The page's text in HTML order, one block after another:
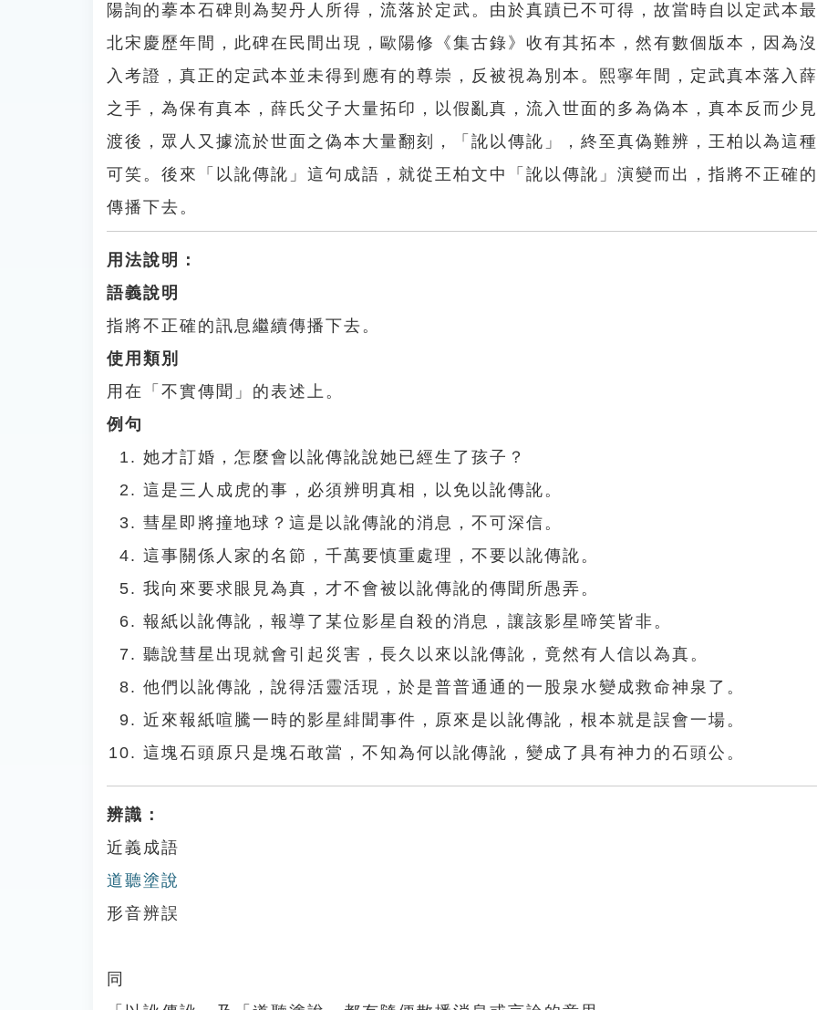
陽詢的摹本石碑則為契丹人所得，流落於定武。由於真蹟已不可得，故當時自以定武本
北宋慶歷年間，此碑在民間出現，歐陽修《集古錄》收有其拓本，然有數個版本，因為
入考證，真正的定武本並未得到應有的尊崇，反被視為別本。熙寧年間，定武真本落入
之手，為保有真本，薛氏父子大量拓印，以假亂真，流入世面的多為偽本，真本反而少
渡後，眾人又據流於世面之偽本大量翻刻，「訛以傳訛」，終至真偽難辨，王柏以為這
可笑。後來「以訛傳訛」這句成語，就從王柏文中「訛以傳訛」演變而出，指將不正確
傳播下去。
用法說明：
語義說明
指將不正確的訊息繼續傳播下去。
使用類別
用在「不實傳聞」的表述上。
例句
她才訂婚，怎麼會以訛傳訛說她已經生了孩子？
這是三人成虎的事，必須辨明真相，以免以訛傳訛。
彗星即將撞地球？這是以訛傳訛的消息，不可深信。
這事關係人家的名節，千萬要慎重處理，不要以訛傳訛。
我向來要求眼見為真，才不會被以訛傳訛的傳聞所愚弄。
報紙以訛傳訛，報導了某位影星自殺的消息，讓該影星啼笑皆非。
聽說彗星出現就會引起災害，長久以來以訛傳訛，竟然有人信以為真。
他們以訛傳訛，說得活靈活現，於是普普通通的一股泉水變成救命神泉了。
近來報紙喧騰一時的影星緋聞事件，原來是以訛傳訛，根本就是誤會一場。
這塊石頭原只是塊石敢當，不知為何以訛傳訛，變成了具有神力的石頭公。
辨識：
近義成語
道聽塗說
形音辨誤
同